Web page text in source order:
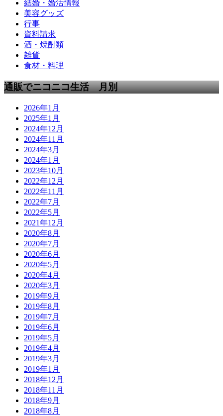
結婚・婚活情報
美容グッズ
行事
資料請求
酒・焼酎類
雑貨
食材・料理
通販でニコニコ生活 月別
2026年1月
2025年1月
2024年12月
2024年11月
2024年3月
2024年1月
2023年10月
2022年12月
2022年11月
2022年7月
2022年5月
2021年12月
2020年8月
2020年7月
2020年6月
2020年5月
2020年4月
2020年3月
2019年9月
2019年8月
2019年7月
2019年6月
2019年5月
2019年4月
2019年3月
2019年1月
2018年12月
2018年11月
2018年9月
2018年8月